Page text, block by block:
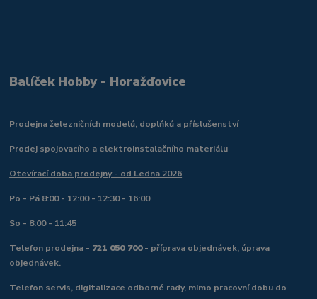
Balíček Hobby - Horažďovice
Prodejna železničních modelů, doplňků a příslušenství
Prodej spojovacího a elektroinstalačního materiálu
Otevírací doba prodejny - od Ledna 2026
Po - Pá 8:00 - 12:00 - 12:30 - 16:00
So - 8:00 - 11:45
Telefon prodejna - 721 050 700- příprava objednávek, úprava
objednávek.
Telefon servis, digitalizace odborné rady, mimo pracovní dobu do